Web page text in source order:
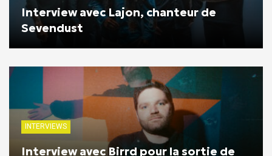
Interview avec Lajon, chanteur de
Sevendust
INTERVIEWS
Interview avec Birrd pour la sortie de